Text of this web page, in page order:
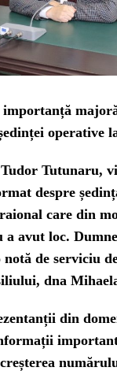
importanță
operative
Tutunaru,
despre
care din
a avut loc.
notă de serviciu
dna
din